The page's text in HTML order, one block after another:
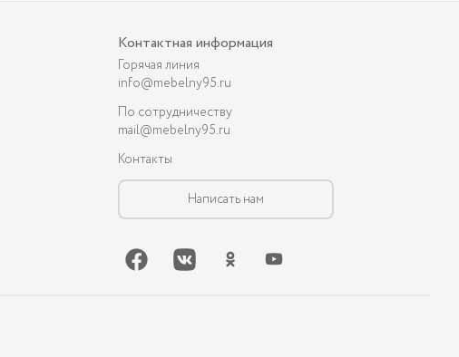
Контактная информация
Горячая линия
info@mebelny95.ru
По сотрудничеству
mail@mebelny95.ru
Контакты
Написать нам